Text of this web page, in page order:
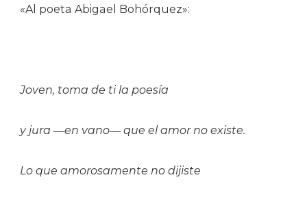
«Al poeta Abigael Bohórquez»:
Joven, toma de ti la poesía
y jura ―en vano― que el amor no existe.
Lo que amorosamente no dijiste